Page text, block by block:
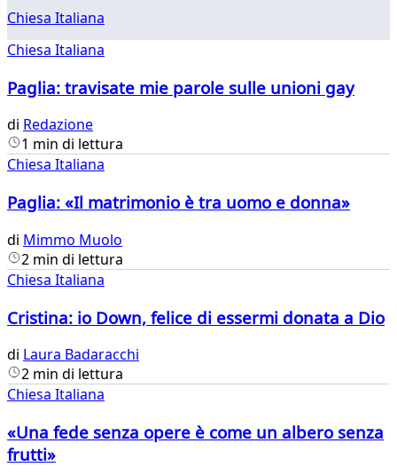
Chiesa Italiana
Chiesa Italiana
Paglia: travisate mie parole sulle unioni gay
di Redazione
1 min di lettura
Chiesa Italiana
Paglia: «Il matrimonio è tra uomo e donna»
di Mimmo Muolo
2 min di lettura
Chiesa Italiana
Cristina: io Down, felice di essermi donata a Dio
di Laura Badaracchi
2 min di lettura
Chiesa Italiana
«Una fede senza opere è come un albero senza
frutti»